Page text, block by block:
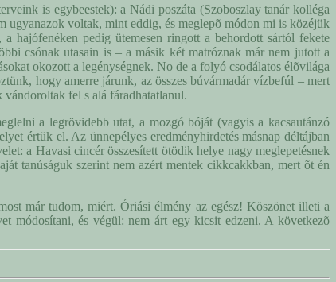
is egybeestek): a Nádi poszáta (Szoboszlay tanár kolléga
ugyanazok voltak, mint eddig, és meglepõ módon mi is közéjük
hajófenéken pedig ütemesen ringott a behordott sártól fekete
csónak utasain is – a másik két matróznak már nem jutott a
okozott a legénységnek. No de a folyó csodálatos élõvilága
hogy amerre járunk, az összes búvármadár vízbefúl – mert
fel s alá fáradhatatlanul.
a legrövidebb utat, a mozgó bóját (vagyis a kacsautánzó
értük el. Az ünnepélyes eredményhirdetés másnap déltájban
a Havasi cincér összesített ötödik helye nagy meglepetésnek
tanúságuk szerint nem azért mentek cikkcakkban, mert õt én
már tudom, miért. Óriási élmény az egész! Köszönet illeti a
módosítani, és végül: nem árt egy kicsit edzeni. A következõ